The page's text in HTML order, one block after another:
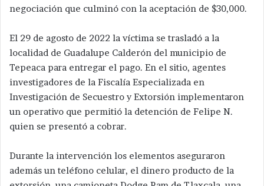
negociación que culminó con la aceptación de $30,000.
El 29 de agosto de 2022 la víctima se trasladó a la
localidad de Guadalupe Calderón del municipio de
Tepeaca para entregar el pago. En el sitio, agentes
investigadores de la Fiscalía Especializada en
Investigación de Secuestro y Extorsión implementaron
un operativo que permitió la detención de Felipe N.
quien se presentó a cobrar.
Durante la intervención los elementos aseguraron
además un teléfono celular, el dinero producto de la